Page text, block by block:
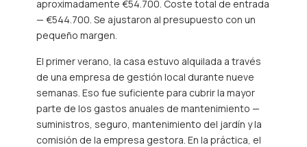
aproximadamente €54.700. Coste total de entrada
— €544.700. Se ajustaron al presupuesto con un
pequeño margen.
El primer verano, la casa estuvo alquilada a través
de una empresa de gestión local durante nueve
semanas. Eso fue suficiente para cubrir la mayor
parte de los gastos anuales de mantenimiento —
suministros, seguro, mantenimiento del jardín y la
comisión de la empresa gestora. En la práctica, el